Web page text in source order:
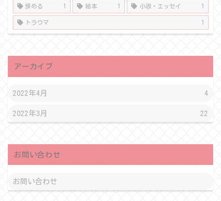
辞める 1 絵本 1 小説・エッセイ 1
トラウマ 1
アーカイブ
2022年4月 4
2022年3月 22
お問い合わせ
お問い合わせ